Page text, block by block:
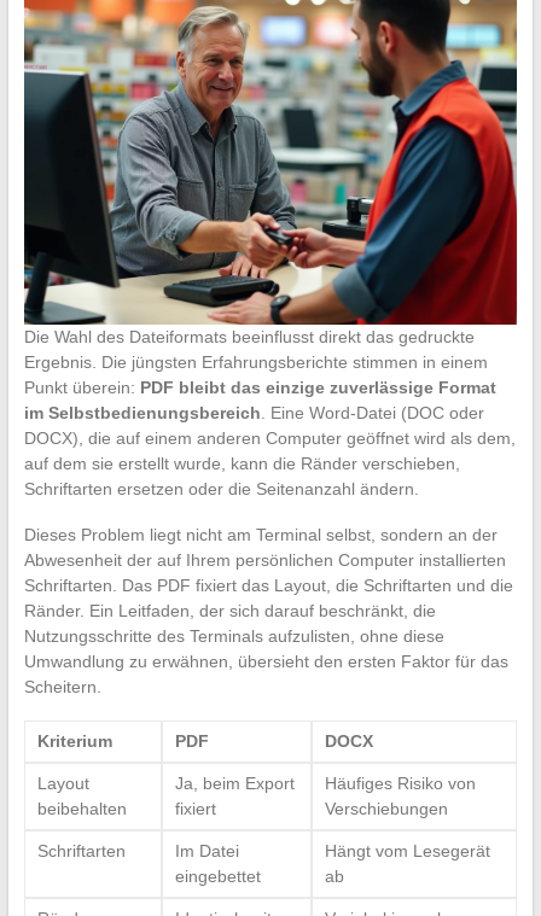
Die Wahl des Dateiformats beeinflusst direkt das gedruckte
Ergebnis. Die jüngsten Erfahrungsberichte stimmen in einem
Punkt überein: PDF bleibt das einzige zuverlässige Format
im Selbstbedienungsbereich . Eine Word-Datei (DOC oder
DOCX), die auf einem anderen Computer geöffnet wird als dem,
auf dem sie erstellt wurde, kann die Ränder verschieben,
Schriftarten ersetzen oder die Seitenanzahl ändern.
Dieses Problem liegt nicht am Terminal selbst, sondern an der
Abwesenheit der auf Ihrem persönlichen Computer installierten
Schriftarten. Das PDF fixiert das Layout, die Schriftarten und die
Ränder. Ein Leitfaden, der sich darauf beschränkt, die
Nutzungsschritte des Terminals aufzulisten, ohne diese
Umwandlung zu erwähnen, übersieht den ersten Faktor für das
Scheitern.
Kriterium PDF DOCX
Layout
beibehalten
Ja, beim Export
fixiert
Häufiges Risiko von
Verschiebungen
Schriftarten
Im Datei
eingebettet
Hängt vom Lesegerät
ab